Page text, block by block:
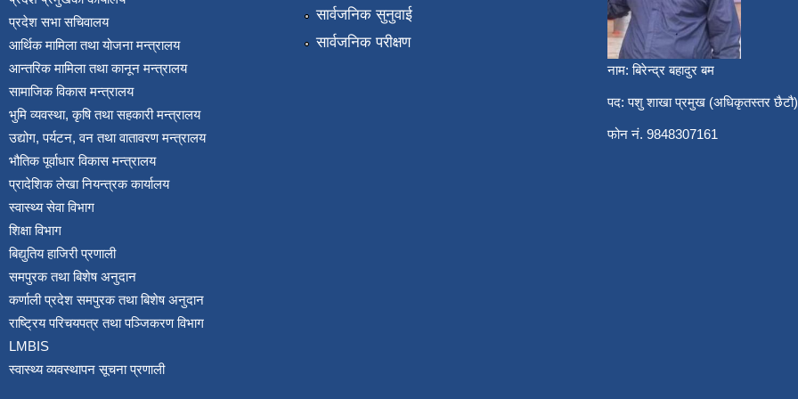
प्रदेश सभा सचिवालय
आर्थिक मामिला तथा योजना मन्त्रालय
आन्तरिक मामिला तथा कानून मन्त्रालय
सामाजिक विकास मन्त्रालय
भुमि व्यवस्था, कृषि तथा सहकारी मन्त्रालय
उद्योग, पर्यटन, वन तथा वातावरण मन्त्रालय
भौतिक पूर्वाधार विकास मन्त्रालय
प्रादेशिक लेखा नियन्त्रक कार्यालय
स्वास्थ्य सेवा विभाग
शिक्षा विभाग
बिद्युतिय हाजिरी प्रणाली
समपुरक तथा बिशेष अनुदान
कर्णाली प्रदेश समपुरक तथा बिशेष अनुदान
राष्ट्रिय परिचयपत्र तथा पञ्जिकरण विभाग
LMBIS
स्वास्थ्य व्यवस्थापन सूचना प्रणाली
सार्वजनिक सुनुवाई
सार्वजनिक परीक्षण
नाम: बिरेन्द्र बहादुर बम
पद: पशु शाखा प्रमुख (अधिकृतस्तर छैटौ)
फोन नं. 9848307161